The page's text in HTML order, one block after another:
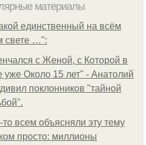
материалы
единственный на всём
свете …":
с Женой, с Которой в
уже Около 15 лет" - Анатолий
поклонников "тайной
то всем объясняли эту тему
просто: миллионы